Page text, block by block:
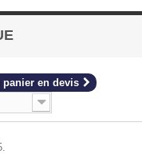
en devis